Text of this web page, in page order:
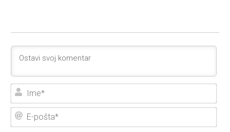
E-